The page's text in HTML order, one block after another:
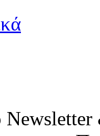
Νewsletter